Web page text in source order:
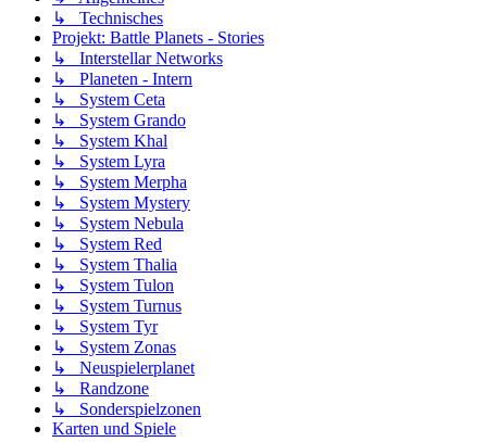
↳ Technisches
Projekt: Battle Planets - Stories
↳ Interstellar Networks
↳ Planeten - Intern
↳ System Ceta
↳ System Grando
↳ System Khal
↳ System Lyra
↳ System Merpha
↳ System Mystery
↳ System Nebula
↳ System Red
↳ System Thalia
↳ System Tulon
↳ System Turnus
↳ System Tyr
↳ System Zonas
↳ Neuspielerplanet
↳ Randzone
↳ Sonderspielzonen
Karten und Spiele